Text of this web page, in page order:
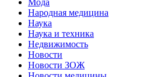
Мода
Народная медицина
Наука
Наука и техника
Недвижимость
Новости
Новости ЗОЖ